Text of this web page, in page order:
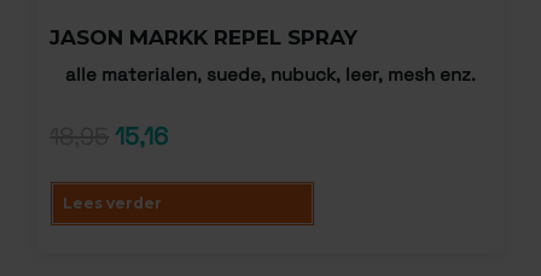
JASON MARKK REPEL SPRAY
alle materialen, suede, nubuck, leer, mesh enz.
15,16
Lees verder